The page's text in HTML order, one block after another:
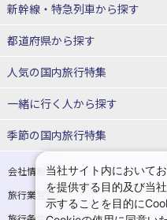
出張パック
秋田⇔東京 新幹線パック
仙台→東京 新幹線パック
富山⇔東京 新幹線パック
東京→仙台 新幹線パック
東京→金沢 新幹線パック
東京⇔軽井沢 新幹線パック
東京→名古屋 新幹線パック
新幹線・特急列車から探す
北海道新幹線 旅行
山形新幹線 旅行
東海道新幹線 旅行
上越新幹線 旅行
九州新幹線 旅行
特急サンダーバード 旅行
都道府県から探す
北海道旅行・ツアー
東北
青森旅行・ツアー
宮城旅行・ツアー
人気の国内旅行特集
東京ディズニーリゾート®への旅
温泉旅行
一緒に行く人から探す
一人旅 国内版
カップル・夫婦旅行 国内版
卒業旅行・学生旅行 国内版
季節の国内旅行特集
桜・お花見特集
夏休み・お盆の国内旅行
会社情報
旅行業登録票・約款
当社サイト内において
を提供する目的及び当
示することを目的に